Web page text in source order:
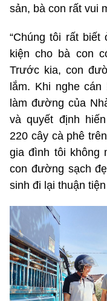
sản, bà con rất vui
“Chúng tôi rất
kiện cho bà con
Trước kia, con
lắm. Khi nghe
làm đường của
và quyết định
220 cây cà phê
gia đình tôi không
con đường sạch
sinh đi lại thuận tiện